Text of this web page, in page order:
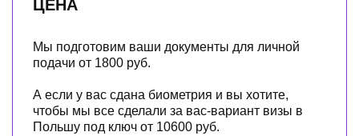
ЦЕНА
Мы подготовим ваши документы для личной
подачи от 1800 руб.
А если у вас сдана биометрия и вы хотите,
чтобы мы все сделали за вас-вариант визы в
Польшу под ключ от 10600 руб.